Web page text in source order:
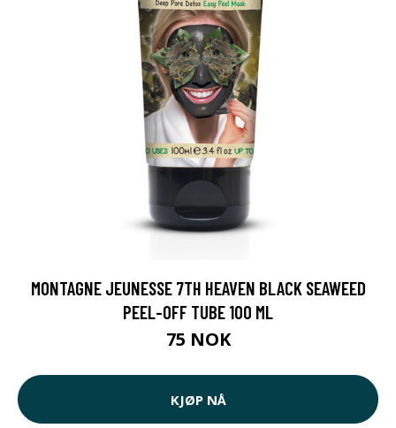
MONTAGNE JEUNESSE 7TH HEAVEN BLACK SEAWEED
PEEL-OFF TUBE 100 ML
75 NOK
KJØP NÅ